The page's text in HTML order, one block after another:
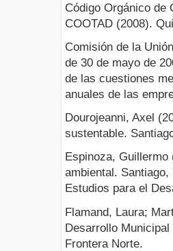
Código Orgánico de
COOTAD (2008).
Comisión de la
de 30 de mayo de
de las cuestiones
anuales de las
Dourojeanni, Axel
sustentable.
Espinoza,
ambiental.
Estudios para el
Flamand, Laura;
Desarrollo
Frontera Norte.